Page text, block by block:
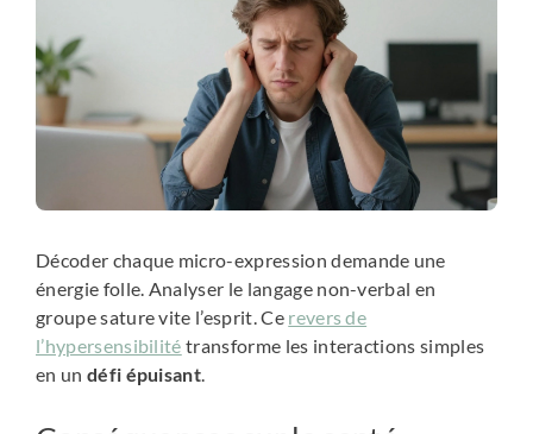
Décoder chaque micro-expression demande une
énergie folle. Analyser le langage non-verbal en
groupe sature vite l’esprit. Ce revers de
l’hypersensibilité transforme les interactions simples
en un défi épuisant